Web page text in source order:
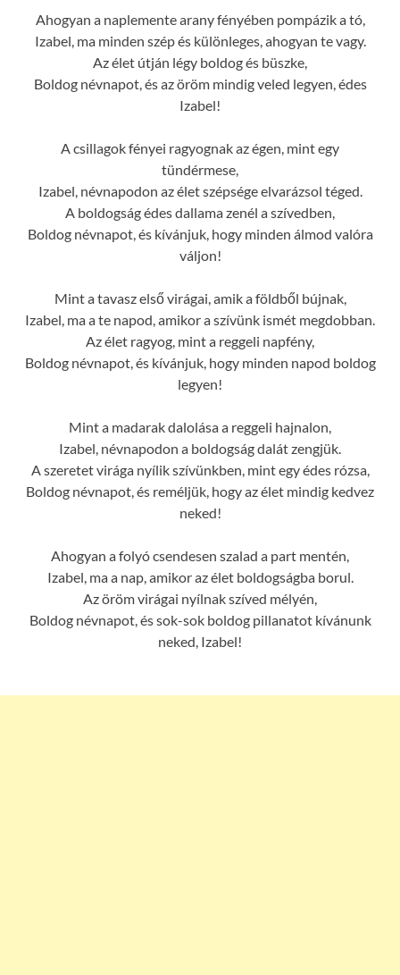
Ahogyan a naplemente arany fényében pompázik a tó,
Izabel, ma minden szép és különleges, ahogyan te vagy.
Az élet útján légy boldog és büszke,
Boldog névnapot, és az öröm mindig veled legyen, édes
Izabel!
A csillagok fényei ragyognak az égen, mint egy
tündérmese,
Izabel, névnapodon az élet szépsége elvarázsol téged.
A boldogság édes dallama zenél a szívedben,
Boldog névnapot, és kívánjuk, hogy minden álmod valóra
váljon!
Mint a tavasz első virágai, amik a földből bújnak,
Izabel, ma a te napod, amikor a szívünk ismét megdobban.
Az élet ragyog, mint a reggeli napfény,
Boldog névnapot, és kívánjuk, hogy minden napod boldog
legyen!
Mint a madarak dalolása a reggeli hajnalon,
Izabel, névnapodon a boldogság dalát zengjük.
A szeretet virága nyílik szívünkben, mint egy édes rózsa,
Boldog névnapot, és reméljük, hogy az élet mindig kedvez
neked!
Ahogyan a folyó csendesen szalad a part mentén,
Izabel, ma a nap, amikor az élet boldogságba borul.
Az öröm virágai nyílnak szíved mélyén,
Boldog névnapot, és sok-sok boldog pillanatot kívánunk
neked, Izabel!